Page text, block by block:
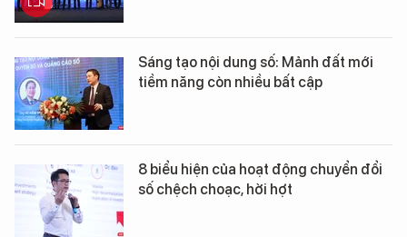
Sáng tạo nội dung số: Mảnh đất mới
tiềm năng còn nhiều bất cập
8 biểu hiện của hoạt động chuyển đổi
số chệch choạc, hời hợt